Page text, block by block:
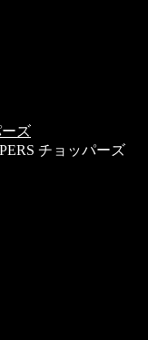
チョッパーズ